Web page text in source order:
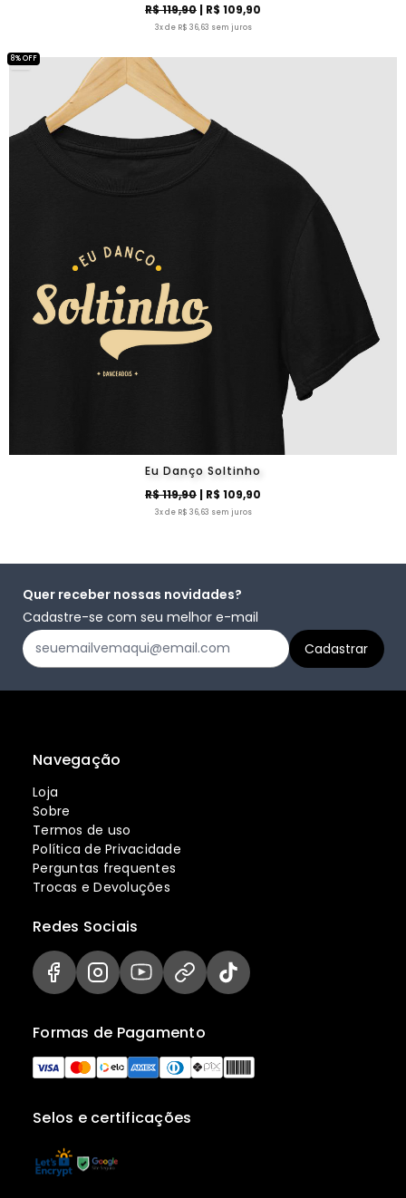
R$ 119,90 | R$ 109,90
3x de R$ 36,63 sem juros
Eu Danço Soltinho
R$ 119,90 | R$ 109,90
3x de R$ 36,63 sem juros
8% OFF
Quer receber nossas novidades?
Cadastre-se com seu melhor e-mail
Navegação
Loja
Sobre
Termos de uso
Política de Privacidade
Perguntas frequentes
Trocas e Devoluções
Selos e certificações
Formas de Pagamento
Redes Sociais